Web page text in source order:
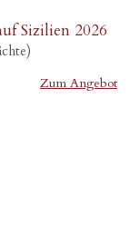
Sizilien 2026
Zum Angebot